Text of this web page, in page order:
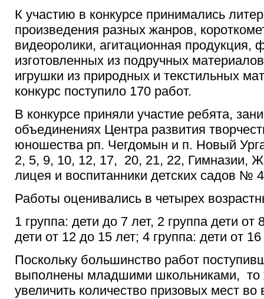
К участию в конкурсе принимались
произведения разных жанров,
видеоролики, агитационная продукция,
изготовленных из подручных
игрушки из природных и текстильных
конкурс поступило 170 работ.
В конкурсе приняли участие ребята,
объединениях Центра развития
юношества рп. Чегдомын и п. Новый
2, 5, 9, 10, 12, 17, 20, 21, 22, Гимназии,
лицея и воспитанники детских садов №
Работы оценивались в четырех
1 группа: дети до 7 лет, 2 группа дети от
дети от 12 до 15 лет; 4 группа: дети от
Поскольку большинство работ
выполнены младшими школьниками,
увеличить количество призовых мест